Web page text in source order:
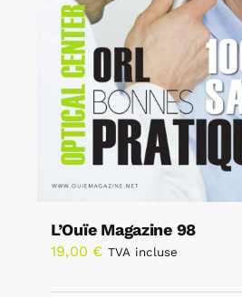
L’Ouïe Magazine 98
19,00 € TVA incluse